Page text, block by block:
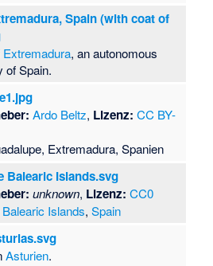
Spain (with coat of
Extremadura, an autonomous
of Spain.
Ardo Beltz, Lizenz: CC BY-
Extremadura, Spanien
Balearic Islands.svg
unknown, Lizenz: CC0
Balearic Islands,Spain
Asturien.